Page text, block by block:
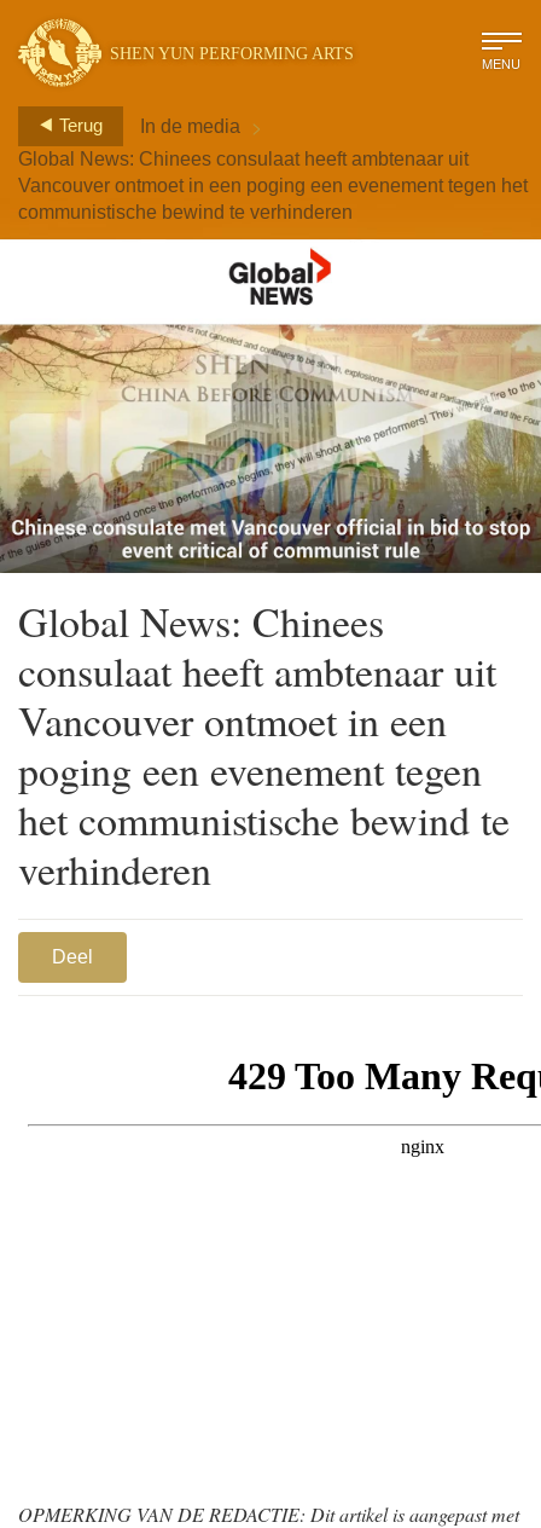
SHEN YUN PERFORMING ARTS MENU
Terug In de media >
Global News: Chinees consulaat heeft ambtenaar uit
Vancouver ontmoet in een poging een evenement tegen het
communistische bewind te verhinderen
Global News: Chinees
consulaat heeft ambtenaar uit
Vancouver ontmoet in een
poging een evenement tegen
het communistische bewind te
verhinderen
Deel
OPMERKING VAN DE REDACTIE: Dit artikel is aangepast met